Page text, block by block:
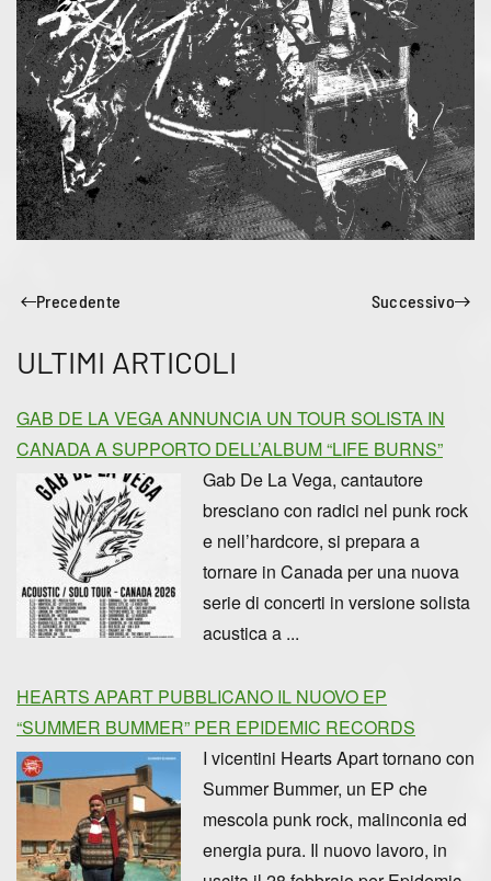
Precedente Successivo
ULTIMI ARTICOLI
GAB DE LA VEGA ANNUNCIA UN TOUR SOLISTA IN
CANADA A SUPPORTO DELL’ALBUM “LIFE BURNS”
Gab De La Vega, cantautore
bresciano con radici nel punk rock
e nell’hardcore, si prepara a
tornare in Canada per una nuova
serie di concerti in versione solista
acustica a ...
HEARTS APART PUBBLICANO IL NUOVO EP
“SUMMER BUMMER” PER EPIDEMIC RECORDS
I vicentini Hearts Apart tornano con
Summer Bummer, un EP che
mescola punk rock, malinconia ed
energia pura. Il nuovo lavoro, in